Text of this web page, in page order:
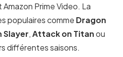
Prime Video. La
populaires comme Dragon
Slayer,Attack on Titanou
différentes saisons.